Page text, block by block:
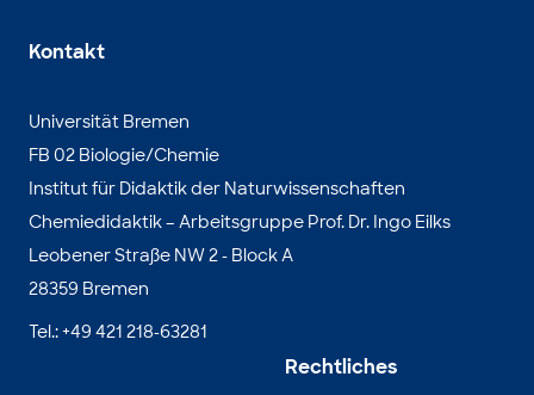
Kontakt
Universität Bremen
FB 02 Biologie/Chemie
Institut für Didaktik der Naturwissenschaften
Chemiedidaktik – Arbeitsgruppe Prof. Dr. Ingo Eilks
Leobener Straße NW 2 - Block A
28359 Bremen
Tel.: +49 421 218-63281
Rechtliches